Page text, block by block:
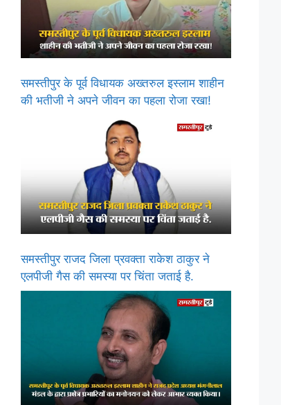
समस्तीपुर के पूर्व विधायक अख्तरुल इस्लाम शाहीन
की भतीजी ने अपने जीवन का पहला रोजा रखा!
समस्तीपुर राजद जिला प्रवक्ता राकेश ठाकुर ने
एलपीजी गैस की समस्या पर चिंता जताई है.